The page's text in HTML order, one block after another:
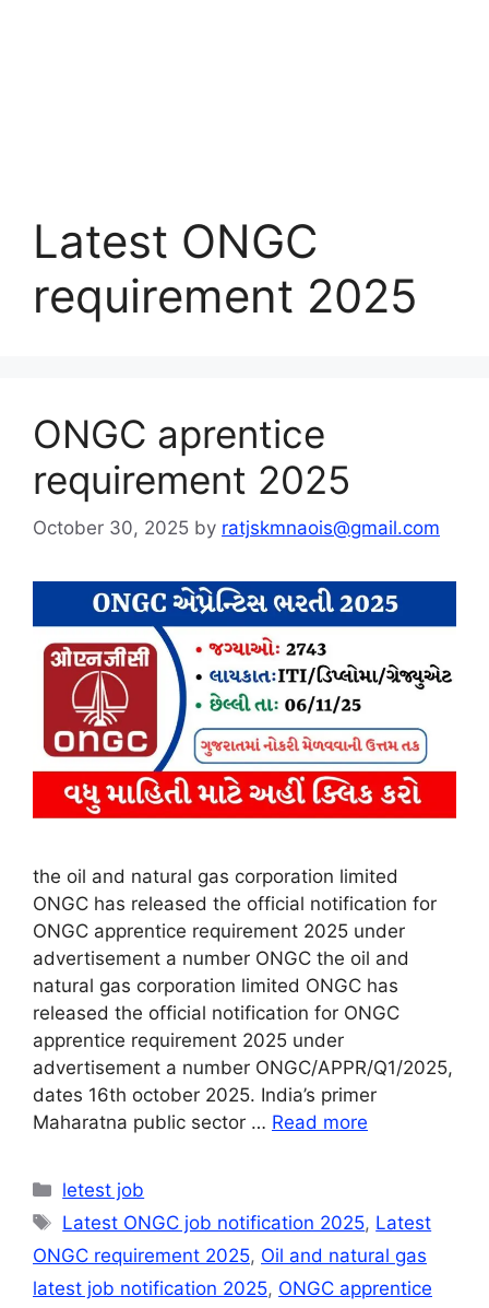
Latest ONGC
requirement 2025
ONGC aprentice
requirement 2025
October 30, 2025 by ratjskmnaois@gmail.com
the oil and natural gas corporation limited
ONGC has released the official notification for
ONGC apprentice requirement 2025 under
advertisement a number ONGC the oil and
natural gas corporation limited ONGC has
released the official notification for ONGC
apprentice requirement 2025 under
advertisement a number ONGC/APPR/Q1/2025,
dates 16th october 2025. India’s primer
Maharatna public sector … Read more
Categories
letest job
Tags
Latest ONGC job notification 2025, Latest
ONGC requirement 2025, Oil and natural gas
latest job notification 2025, ONGC apprentice